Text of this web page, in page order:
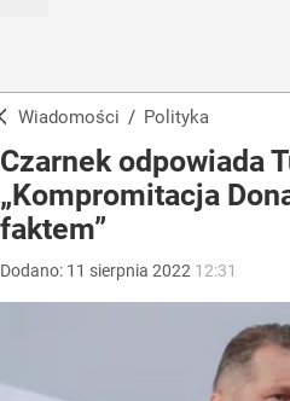
Wiadomości / Polityka
Czarnek odpowiada
„Kompromitacja
faktem”
Dodano: 11 sierpnia 2022 12:31